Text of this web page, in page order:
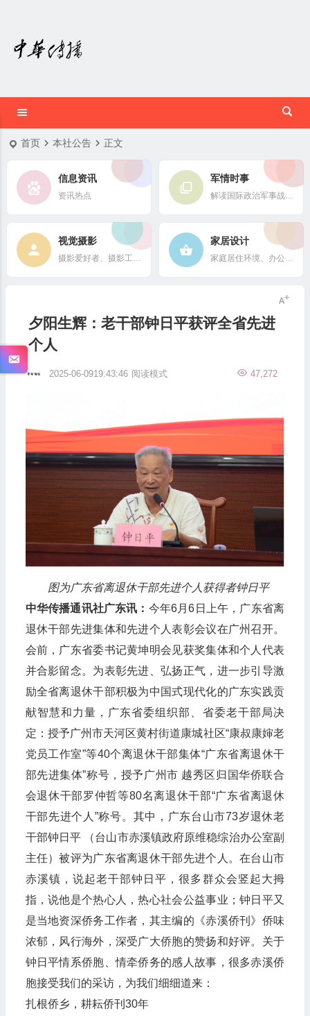
首页 本社公告 正文
信息资讯
资讯热点
军情时事
解读国际政治军事战略格局
视觉摄影
摄影爱好者、摄影工作者及摄影行业信息
家居设计
家庭居住环境、办公场所、公共空间陈设风格以设计搭配
夕阳生辉：老干部钟日平获评全省先进
个人
2025-06-0919:43:46 47,272
阅读模式
图为广东省离退休干部先进个人获得者钟日平
中华传播通讯社广东讯： 今年6月6日上午，广东省离
退休干部先进集体和先进个人表彰会议在广州召开。
会前，广东省委书记黄坤明会见获奖集体和个人代表
并合影留念。为表彰先进、弘扬正气，进一步引导激
励全省离退休干部积极为中国式现代化的广东实践贡
献智慧和力量，广东省委组织部、省委老干部局决
定：授予广州市天河区黄村街道康城社区“康叔康婶老
党员工作室”等40个离退休干部集体“广东省离退休干
部先进集体”称号，授予广州市 越秀区归国华侨联合
会退休干部罗仲哲等80名离退休干部“广东省离退休
干部先进个人”称号。其中，广东台山市73岁退休老
干部钟日平 （台山市赤溪镇政府原维稳综治办公室副
主任）被评为广东省离退休干部先进个人。在台山市
赤溪镇，说起老干部钟日平，很多群众会竖起大拇
指，说他是个热心人，热心社会公益事业；钟日平又
是当地资深侨务工作者，其主编的《赤溪侨刊》侨味
浓郁，风行海外，深受广大侨胞的赞扬和好评。关于
钟日平情系侨胞、情牵侨务的感人故事，很多赤溪侨
胞接受我们的采访，为我们细细道来：
扎根侨乡，耕耘侨刊30年